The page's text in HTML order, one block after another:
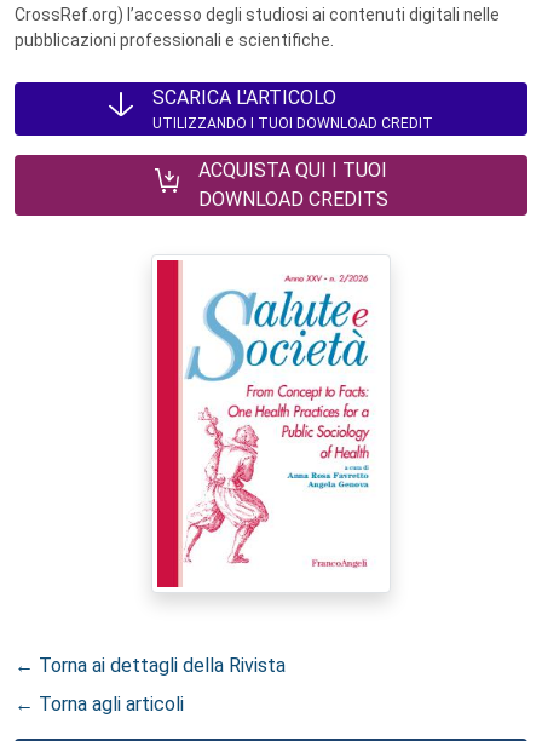
CrossRef.org) l’accesso degli studiosi ai contenuti digitali nelle
pubblicazioni professionali e scientifiche.
SCARICA L'ARTICOLO
UTILIZZANDO I TUOI DOWNLOAD CREDIT
ACQUISTA QUI I TUOI
DOWNLOAD CREDITS
← Torna ai dettagli della Rivista
← Torna agli articoli